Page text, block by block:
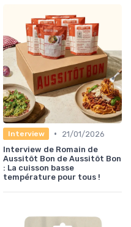
Interview •
21/01/2026
Interview de Romain de
Aussitôt Bon de Aussitôt Bon
: La cuisson basse
température pour tous !